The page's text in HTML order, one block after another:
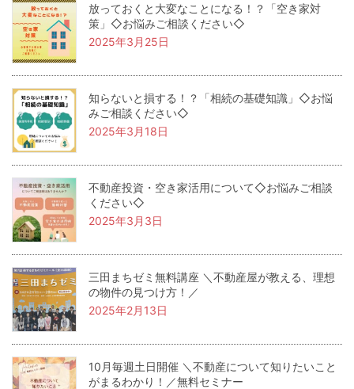
放っておくと大変なことになる！？「空き家対
策」◇お悩みご相談ください◇
2025年3月25日
知らないと損する！？「相続の基礎知識」◇お悩
みご相談ください◇
2025年3月18日
不動産投資・空き家活用について◇お悩みご相談
ください◇
2025年3月3日
三田まちゼミ無料講座 ＼不動産屋が教える、理想
の物件の見つけ方！／
2025年2月13日
10月毎週土日開催 ＼不動産について知りたいこと
がまるわかり！／無料セミナー